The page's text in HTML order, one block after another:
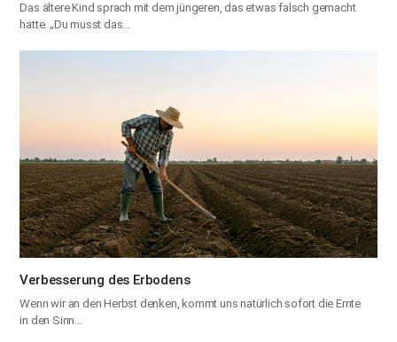
Das ältere Kind sprach mit dem jüngeren, das etwas falsch gemacht
hatte. „Du musst das…
Verbesserung des Erbodens
Wenn wir an den Herbst denken, kommt uns natürlich sofort die Ernte
in den Sinn…